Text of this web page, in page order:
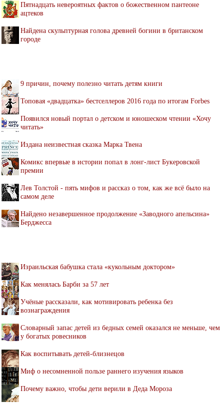
Пятнадцать невероятных фактов о божественном пантеоне
ацтеков
Найдена скульптурная голова древней богини в британском
городе
9 причин, почему полезно читать детям книги
Топовая «двадцатка» бестселлеров 2016 года по итогам Forbes
Появился новый портал о детском и юношеском чтении «Хочу
читать»
Издана неизвестная сказка Марка Твена
Комикс впервые в истории попал в лонг-лист Букеровской
премии
Лев Толстой - пять мифов и рассказ о том, как же всё было на
самом деле
Найдено незавершенное продолжение «Заводного апельсина»
Берджесса
Израильская бабушка стала «кукольным доктором»
Как менялась Барби за 57 лет
Учёные рассказали, как мотивировать ребенка без
вознаграждения
Словарный запас детей из бедных семей оказался не меньше, чем
у богатых ровесников
Как воспитывать детей-близнецов
Миф о несомненной пользе раннего изучения языков
Почему важно, чтобы дети верили в Деда Мороза